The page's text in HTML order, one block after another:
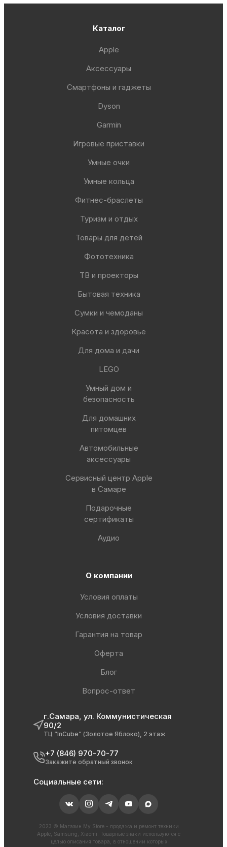
Каталог
Apple
Аксессуары
Смартфоны и гаджеты
Dyson
Garmin
Игровые приставки
Умные очки
Умные кольца
Фитнес-браслеты
Туризм и отдых
Товары для детей
Фототехника
ТВ и проекторы
Бытовая техника
Сумки и чемоданы
Красота и здоровье
Для дома и дачи
LEGO
Умный дом и
безопасность
Для домашних
питомцев
Автомобильные
аксессуары
Сервисный центр Apple
в Самаре
Подарочные
сертификаты
Аудио
О компании
Условия оплаты
Условия доставки
Гарантия на товар
Оферта
Блог
Вопрос-ответ
г.Самара, ул. Коммунистическая
90/2
ТЦ “InCube” (Золотое Яблоко), 2 этаж
+7 (846) 970-70-77
Закажите обратный звонок
Социальные сети:
2023 © Магазин My Store - продажа и ремонт техники
Apple, Samsung, Xiaomi. Товарные знаки используются с
целью описания товара, в отношении которых